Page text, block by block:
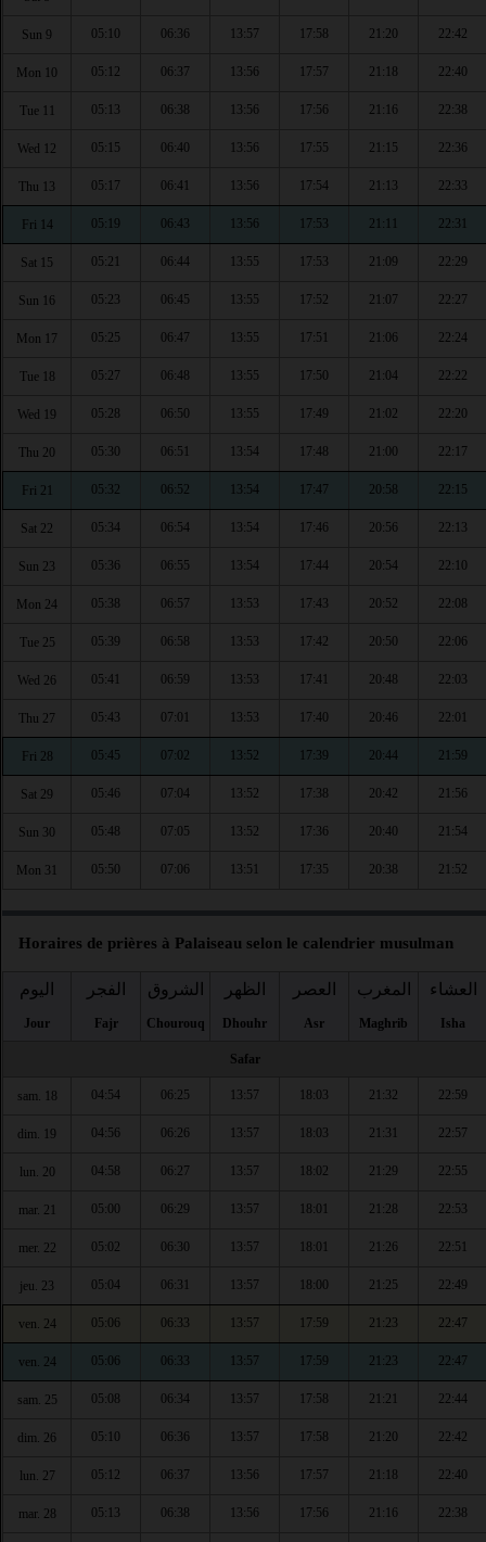
Sun 9 05:10 06:36 13:57 17:58 21:20 22:42
Mon 10 05:12 06:37 13:56 17:57 21:18 22:40
Tue 11 05:13 06:38 13:56 17:56 21:16 22:38
Wed 12 05:15 06:40 13:56 17:55 21:15 22:36
Thu 13 05:17 06:41 13:56 17:54 21:13 22:33
Fri 14 05:19 06:43 13:56 17:53 21:11 22:31
Sat 15 05:21 06:44 13:55 17:53 21:09 22:29
Sun 16 05:23 06:45 13:55 17:52 21:07 22:27
Mon 17 05:25 06:47 13:55 17:51 21:06 22:24
Tue 18 05:27 06:48 13:55 17:50 21:04 22:22
Wed 19 05:28 06:50 13:55 17:49 21:02 22:20
Thu 20 05:30 06:51 13:54 17:48 21:00 22:17
Fri 21 05:32 06:52 13:54 17:47 20:58 22:15
Sat 22 05:34 06:54 13:54 17:46 20:56 22:13
Sun 23 05:36 06:55 13:54 17:44 20:54 22:10
Mon 24 05:38 06:57 13:53 17:43 20:52 22:08
Tue 25 05:39 06:58 13:53 17:42 20:50 22:06
Wed 26 05:41 06:59 13:53 17:41 20:48 22:03
Thu 27 05:43 07:01 13:53 17:40 20:46 22:01
Fri 28 05:45 07:02 13:52 17:39 20:44 21:59
Sat 29 05:46 07:04 13:52 17:38 20:42 21:56
Sun 30 05:48 07:05 13:52 17:36 20:40 21:54
Mon 31 05:50 07:06 13:51 17:35 20:38 21:52
Horaires de prières à Palaiseau selon le calendrier musulman
اليوم
Jour
الفجر
Fajr
الشروق
Chourouq
الظهر
Dhouhr
العصر
Asr
المغرب
Maghrib
العشاء
Isha
Safar
sam. 18 04:54 06:25 13:57 18:03 21:32 22:59
dim. 19 04:56 06:26 13:57 18:03 21:31 22:57
lun. 20 04:58 06:27 13:57 18:02 21:29 22:55
mar. 21 05:00 06:29 13:57 18:01 21:28 22:53
mer. 22 05:02 06:30 13:57 18:01 21:26 22:51
jeu. 23 05:04 06:31 13:57 18:00 21:25 22:49
ven. 24 05:06 06:33 13:57 17:59 21:23 22:47
ven. 24 05:06 06:33 13:57 17:59 21:23 22:47
sam. 25 05:08 06:34 13:57 17:58 21:21 22:44
dim. 26 05:10 06:36 13:57 17:58 21:20 22:42
lun. 27 05:12 06:37 13:56 17:57 21:18 22:40
mar. 28 05:13 06:38 13:56 17:56 21:16 22:38